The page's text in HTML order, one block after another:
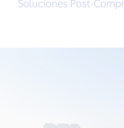
Soluciones Post-